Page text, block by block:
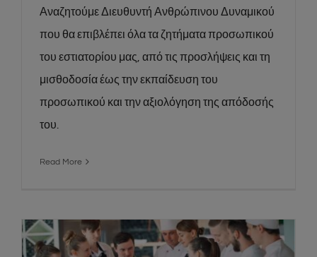
Αναζητούμε Διευθυντή Ανθρώπινου Δυναμικού
που θα επιβλέπει όλα τα ζητήματα προσωπικού
του εστιατορίου μας, από τις προσλήψεις και τη
μισθοδοσία έως την εκπαίδευση του
προσωπικού και την αξιολόγηση της απόδοσής
του.
Read More